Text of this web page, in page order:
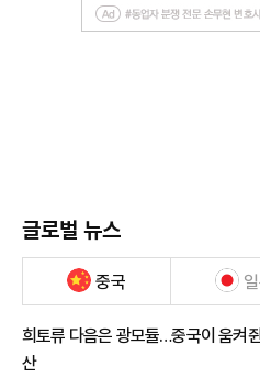
글로벌 뉴스
중국
희토류 다음은 광모듈…중국이 움켜
산